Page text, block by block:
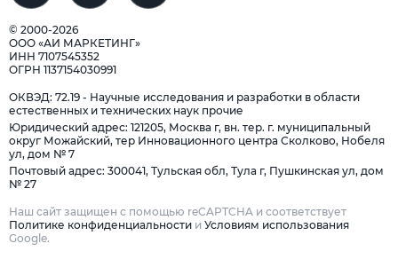
© 2000-2026
ООО «АИ МАРКЕТИНГ»
ИНН 7107545352
ОГРН 1137154030991
ОКВЭД: 72.19 - Научные исследования и разработки в области
естественных и технических наук прочие
Юридический адрес: 121205, Москва г, вн. тер. г. муниципальный
округ Можайский, тер Инновационного центра Сколково, Нобеля
ул, дом № 7
Почтовый адрес: 300041, Тульская обл, Тула г, Пушкинская ул, дом
№ 27
Наш сайт защищен с помощью reCAPTCHA и соответствует
Политике конфиденциальности и Условиям использования
Google.